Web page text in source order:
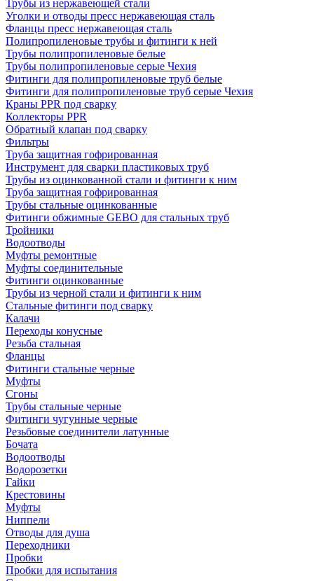
Трубы из нержавеющей стали
Уголки и отводы пресс нержавеющая сталь
Фланцы пресс нержавеющая сталь
Полипропиленовые трубы и фитинги к ней
Трубы полипропиленовые белые
Трубы полипропиленовые серые Чехия
Фитинги для полипропиленовые труб белые
Фитинги для полипропиленовые труб серые Чехия
Краны PPR под сварку
Коллекторы PPR
Обратный клапан под сварку
Фильтры
Труба защитная гофрированная
Инструмент для сварки пластиковых труб
Трубы из оцинкованной стали и фитинги к ним
Труба защитная гофрированная
Трубы стальные оцинкованные
Фитинги обжимные GEBO для стальных труб
Тройники
Водоотводы
Муфты ремонтные
Муфты соединительные
Фитинги оцинкованные
Трубы из черной стали и фитинги к ним
Стальные фитинги под сварку
Калачи
Переходы конусные
Резьба стальная
Фланцы
Фитинги стальные черные
Муфты
Сгоны
Трубы стальные черные
Фитинги чугунные черные
Резьбовые соединители латунные
Бочата
Водоотводы
Водорозетки
Гайки
Крестовины
Муфты
Ниппели
Отводы для душа
Переходники
Пробки
Пробки для испытания